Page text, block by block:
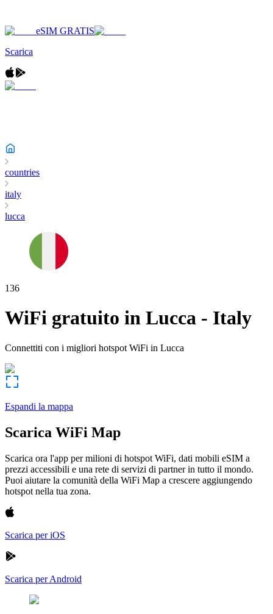
eSIM GRATIS
Scarica
countries
italy
lucca
136
WiFi gratuito in Lucca - Italy
Connettiti con i migliori hotspot WiFi in Lucca
Espandi la mappa
Scarica WiFi Map
Scarica ora l'app per milioni di hotspot WiFi, dati mobili eSIM a
prezzi accessibili e una rete di servizi di partner in tutto il mondo.
Puoi aiutare la comunità della WiFi Map a crescere aggiungendo
hotspot nella tua zona.
Scarica per iOS
Scarica per Android